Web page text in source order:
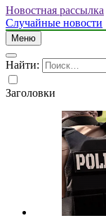
Новостная рассылка
Случайные новости
Меню
Найти:
Заголовки